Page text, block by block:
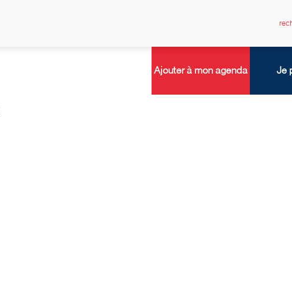
Ajouter à mon agenda Je